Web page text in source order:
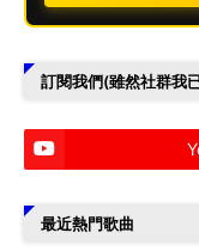
訂閱我們(雖然社群我
最近熱門歌曲